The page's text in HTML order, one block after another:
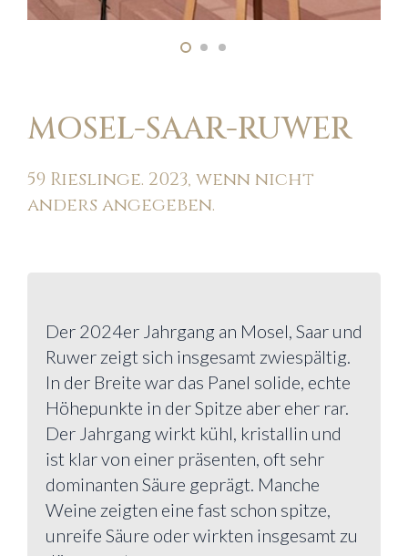
MOSEL-SAAR-RUWER
59 Rieslinge. 2023, wenn nicht
anders angegeben.
Der 2024er Jahrgang an Mosel, Saar und
Ruwer zeigt sich insgesamt zwiespältig.
In der Breite war das Panel solide, echte
Höhepunkte in der Spitze aber eher rar.
Der Jahrgang wirkt kühl, kristallin und
ist klar von einer präsenten, oft sehr
dominanten Säure geprägt. Manche
Weine zeigten eine fast schon spitze,
unreife Säure oder wirkten insgesamt zu